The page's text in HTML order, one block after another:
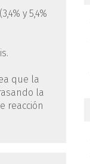
y 5,4%
que la
la
reacción